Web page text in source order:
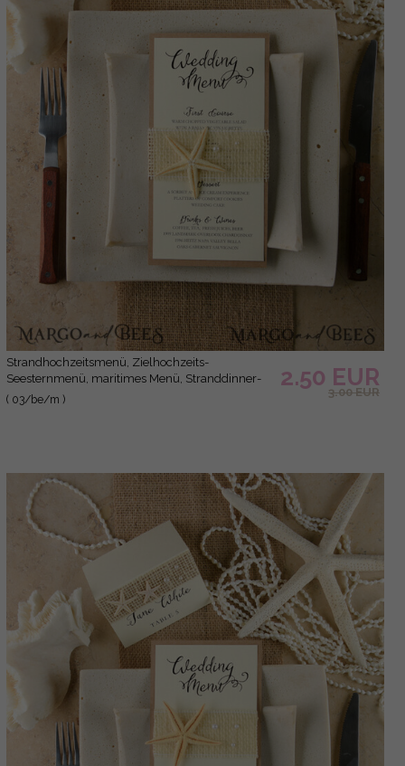
Strandhochzeitsmenü, Zielhochzeits-
Seesternmenü, maritimes Menü, Stranddinner-
Menü, Muschel-Seestern-Korallen-Dinnerparty-
( 03/be/m )
2.50 EUR
3.00 EUR